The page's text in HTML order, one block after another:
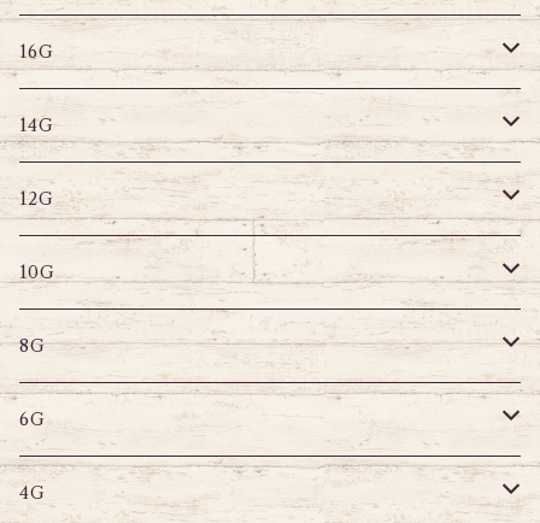
8G
6G
その他
ラブレット
キャプティブリング
ストレートバーベル
デザインバーベル
ラブレット
バナナバーベル
鼻ピアス
16G
キャプティブリング
ストレートバーベル
デザインバーベル
ラブレット
バナナバーベル
へそピアス
サーキュラー
14G
キャプティブリング
ストレートバーベル
デザインバーベル
ラブレット
バナナバーベル
へそピアス
12G
キャプティブリング
ストレートバーベル
ラブレット
バナナバーベル
10G
キャプティブリング
ストレートバーベル
ラブレット
8G
キャプティブリング
ストレートバーベル
6G
キャプティブリング
4G